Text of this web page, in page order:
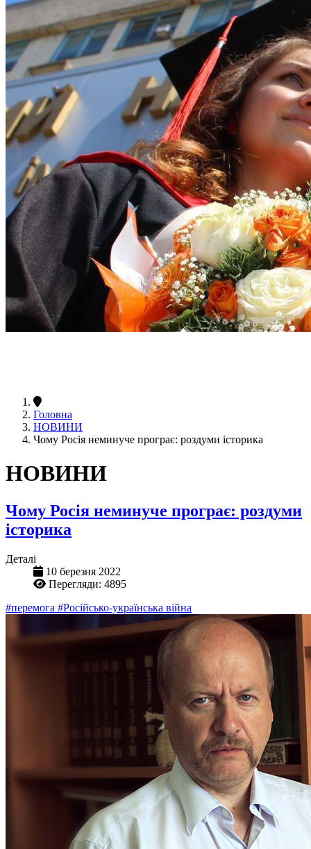
Головна
НОВИНИ
Чому Росія неминуче програє: роздуми історика
НОВИНИ
Чому Росія неминуче програє: роздуми
історика
Деталі
10 березня 2022
Перегляди: 4895
#перемога #Російсько-українська війна